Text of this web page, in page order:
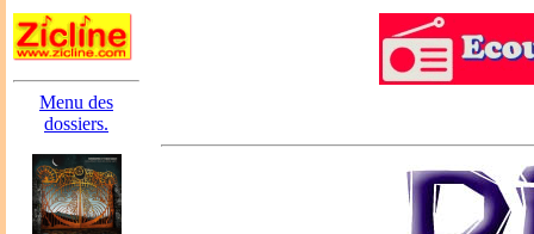
Menu des
dossiers.